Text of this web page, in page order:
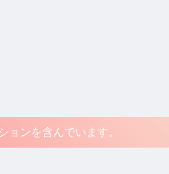
ョンを含んでいます。